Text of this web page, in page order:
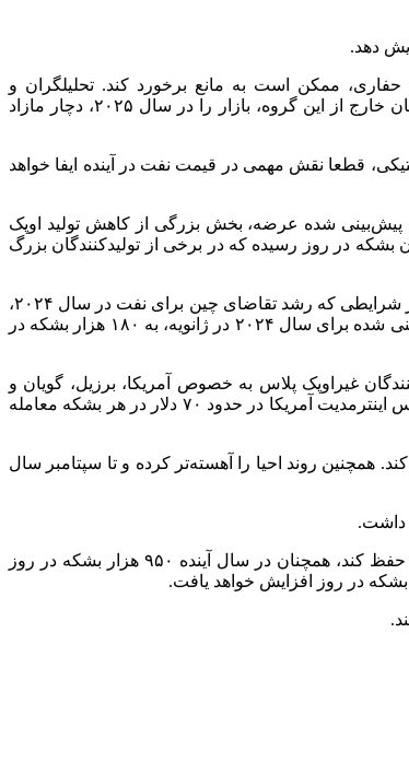
دهد.
ممکن است به مانع برخورد کند. تحلیلگران و
پیش‌بینی‌کنندگان می‌گویند حتی اگر اوپک پلاس به تعهد فعلی خود برای احیای تدریجی عرضه خود از آوریل، پایبند بماند، تولید بالاتر از سوی تولیدکنندگان خارج از این گروه، بازار را در سال ۲۰۲۵، دچار مازاد
قطعا نقش مهمی در قیمت نفت در آینده ایفا خواهد
پیش‌بینی شده عرضه، بخش بزرگی از کاهش تولید اوپک
از پنج میلیون بشکه در روز رسیده که در برخی از تولیدکنندگان بزرگ
در نتیجه، اندی لیپو، رئیس شرکت «لیپو اویل آسوشیتس»، به یاهو فایننس گفت: بازار نفت در مورد عرضه در چند سال آینده نگران نیست؛ به خصوص در شرایطی که رشد تقاضای چین برای نفت در سال ۲۰۲۴،
دور از حد مطلوب بوده است. ارزیابی‌ها از رشد تقاضای چین برای نفت در طول سال ۲۰۲۴، مرتبا بازنگری شد و از ۷۰۰ هزار بشکه در روز رشد پیش‌بینی شده برای سال ۲۰۲۴ در ژانویه، به ۱۸۰ هزار بشکه در
تقاضا در سال ۲۰۲۵ و افزایش قابل ملاحظه عرضه تولیدکنندگان غیراوپک پلاس به خصوص آمریکا، برزیل، گویان و
آرژانتین، قیمت نفت را در سال ۲۰۲۵، در همین سطوح فعلی نگه دارد. در حال حاضر، نفت برنت در پایین کانال ۷۰ دلار در هر بشکه و نفت وست تگزاس اینترمدیت آمریکا در حدود ۷۰ دلار در هر بشکه معامله
تصمیم گرفت آغاز احیای تدریجی ۲.۲ میلیون بشکه در روز تولید خود را از ژانویه سال ۲۰۲۵، به آوریل سال ۲۰۲۵ موکول کند. همچنین روند احیا را آهسته‌تر کرده و تا سپتامبر سال
داشت.
آژانس بین‌المللی انرژی (IEA) در گزارش ماهانه خود برای دسامبر اعلام کرد حتی اگر اوپک پلاس محدودیت عرضه نفت خود را برای کل سال ۲۰۲۵ حفظ کند، همچنان در سال آینده ۹۵۰ هزار بشکه در روز